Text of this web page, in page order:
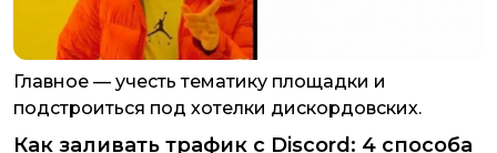
Главное — учесть тематику площадки и
подстроиться под хотелки дискордовских.
Как заливать трафик с Discord: 4 способа